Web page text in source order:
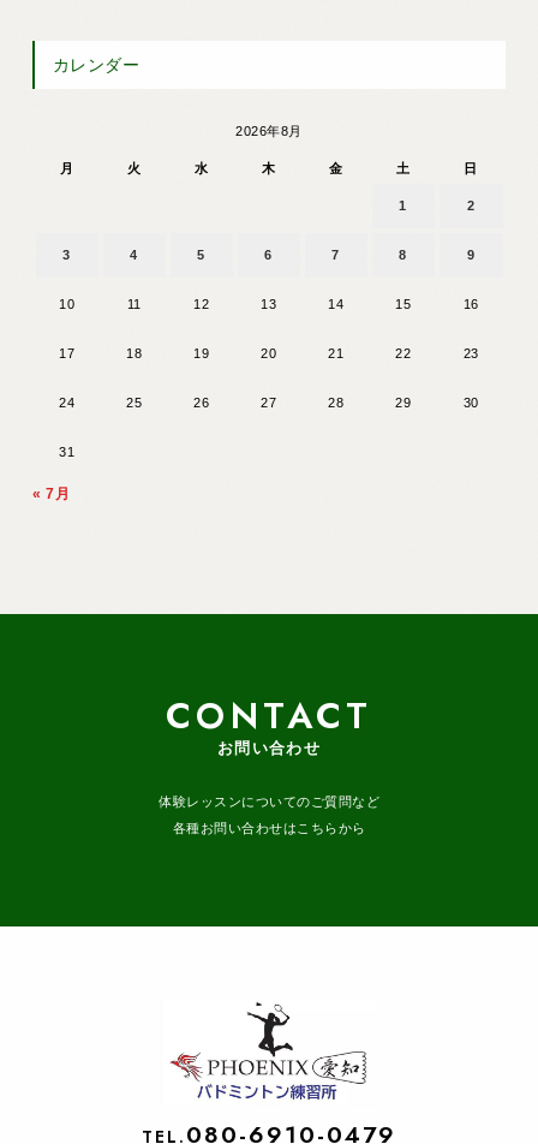
カレンダー
2026年8月
月 火 水 木 金 土 日
1 2
3 4 5 6 7 8 9
10 11 12 13 14 15 16
17 18 19 20 21 22 23
24 25 26 27 28 29 30
31
« 7月
CONTACT
お問い合わせ
体験レッスンについてのご質問など
各種お問い合わせはこちらから
TEL. 080-6910-0479